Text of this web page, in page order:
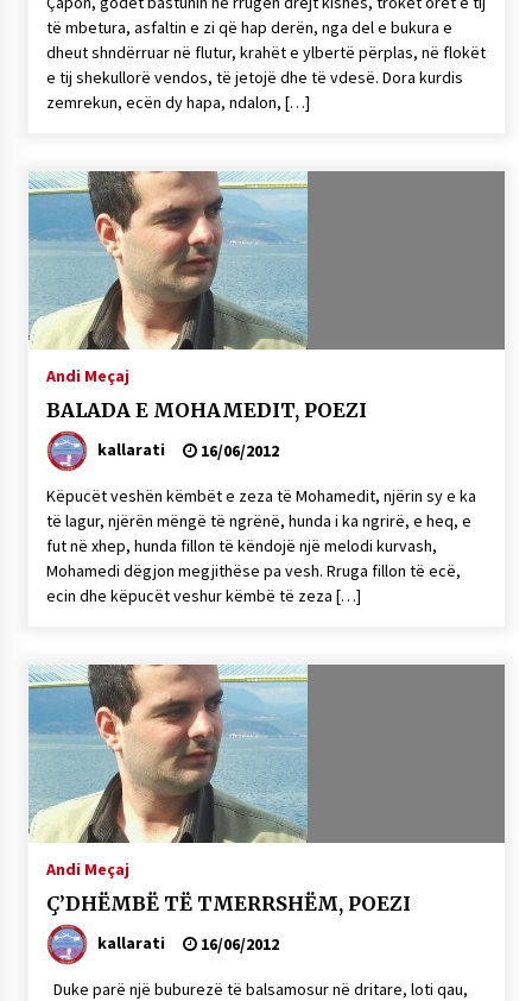
të mbetura, asfaltin e zi që hap derën, nga del e bukura e
dheut shndërruar në flutur, krahët e ylbertë përplas, në flokët
e tij shekullorë vendos, të jetojë dhe të vdesë. Dora kurdis
zemrekun, ecën dy hapa, ndalon, […]
Andi Meçaj
BALADA E MOHAMEDIT, POEZI
kallarati 16/06/2012
Këpucët veshën këmbët e zeza të Mohamedit, njërin sy e ka
të lagur, njërën mëngë të ngrënë, hunda i ka ngrirë, e heq, e
fut në xhep, hunda fillon të këndojë një melodi kurvash,
Mohamedi dëgjon megjithëse pa vesh. Rruga fillon të ecë,
ecin dhe këpucët veshur këmbë të zeza […]
Andi Meçaj
Ç’DHËMBË TË TMERRSHËM, POEZI
kallarati 16/06/2012
Duke parë një buburezë të balsamosur në dritare, loti qau,